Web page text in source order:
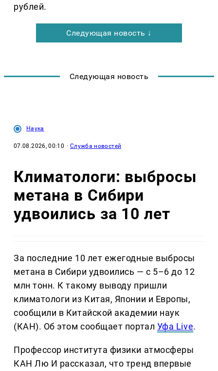
рублей.
Следующая новость ↓
Следующая новость
Наука
07.08.2026, 00:10 · Служба новостей
Климатологи: выбросы
метана в Сибири
удвоились за 10 лет
За последние 10 лет ежегодные выбросы
метана в Сибири удвоились — с 5–6 до 12
млн тонн. К такому выводу пришли
климатологи из Китая, Японии и Европы,
сообщили в Китайской академии наук
(КАН). Об этом сообщает портал Уфа Live.
Профессор института физики атмосферы
КАН Лю И рассказал, что тренд впервые